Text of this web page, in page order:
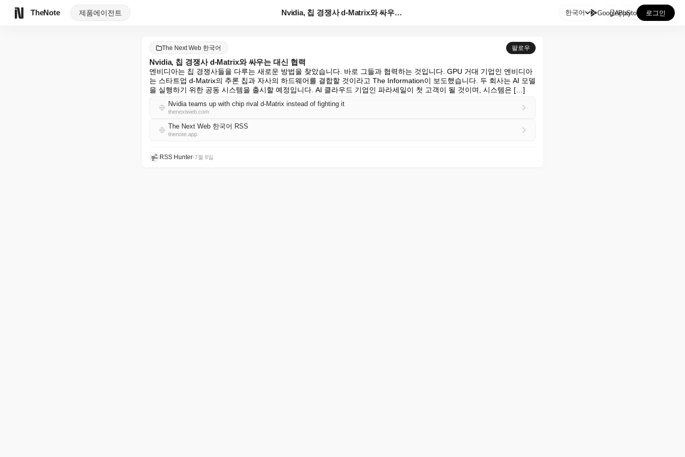
TheNote 제품에이전트 Nvidia, 칩 경쟁사 d-Matrix와 싸우는 대신... 한국어 GooglePlay
AppStore 로그인
The Next Web 한국어 팔로우
Nvidia, 칩 경쟁사 d-Matrix와 싸우는 대신 협력
엔비디아는 칩 경쟁사들을 다루는 새로운 방법을 찾았습니다. 바로 그들과 협력하는 것입니다. GPU 거대 기업인 엔비디아
는 스타트업 d-Matrix의 추론 칩과 자사의 하드웨어를 결합할 것이라고 The Information이 보도했습니다. 두 회사는 AI 모델
을 실행하기 위한 공동 시스템을 출시할 예정입니다. AI 클라우드 기업인 파라세일이 첫 고객이 될 것이며, 시스템은 […]
Nvidia teams up with chip rival d-Matrix instead of fighting it
thenextweb.com
The Next Web 한국어 RSS
thenote.app
RSS Hunter•7월 8일